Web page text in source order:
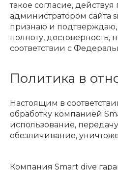
такое согласие,
администратором сайта
признаю и подтверждаю,
полноту,
соответствии с
Политика в
Настоящим в
обработку компанией
использование,
обезличивание,
Компания Smart dive